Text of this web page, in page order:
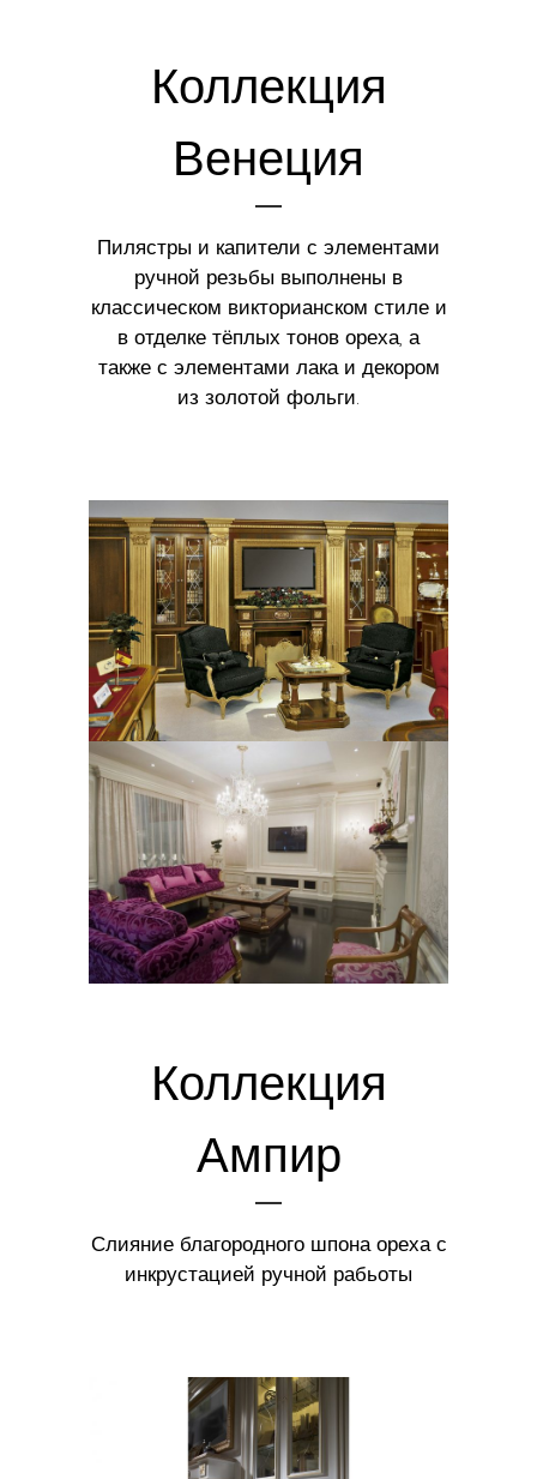
Коллекция
Венеция
Пилястры и капители с элементами
ручной резьбы выполнены в
классическом викторианском стиле и
в отделке тёплых тонов ореха, а
также с элементами лака и декором
из золотой фольги.
Коллекция
Ампир
Слияние благородного шпона ореха с
инкрустацией ручной рабьоты